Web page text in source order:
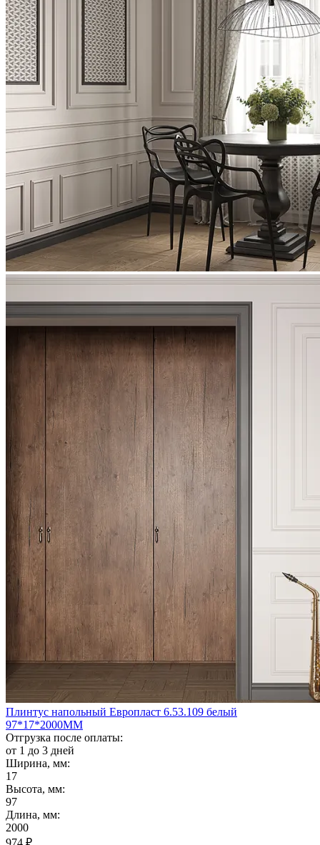
Плинтус напольный Европласт 6.53.109 белый
97*17*2000ММ
Отгрузка после оплаты:
от 1 до 3 дней
Ширина, мм:
17
Высота, мм:
97
Длина, мм:
2000
974 ₽